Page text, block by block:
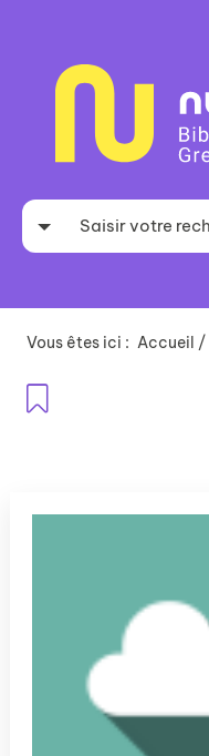
recherche
Vous êtes ici : Accueil /